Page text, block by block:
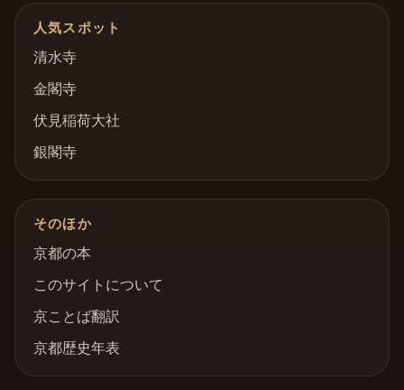
人気スポット
清水寺
金閣寺
伏見稲荷大社
銀閣寺
そのほか
京都の本
このサイトについて
京ことば翻訳
京都歴史年表